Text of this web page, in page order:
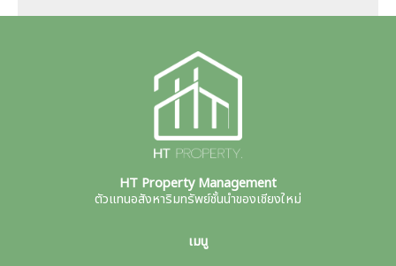
HT Property Management
ตัวแทนอสังหาริมทรัพย์ชั้นนำของเชียงใหม่
เมนู